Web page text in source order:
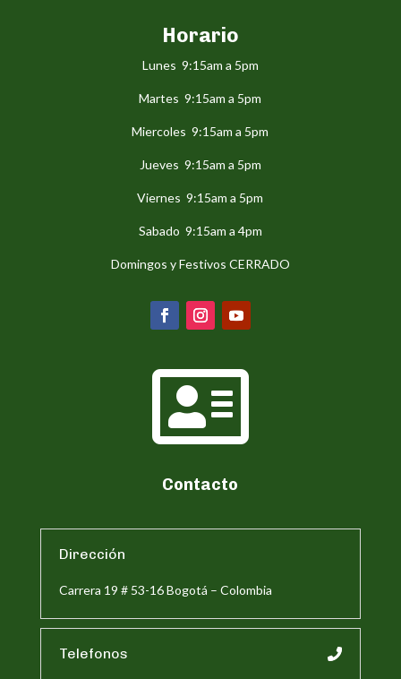
Horario
Lunes 9:15am a 5pm
Martes 9:15am a 5pm
Miercoles 9:15am a 5pm
Jueves 9:15am a 5pm
Viernes 9:15am a 5pm
Sabado 9:15am a 4pm
Domingos y Festivos CERRADO

Contacto
Dirección
Carrera 19 # 53-16 Bogotá – Colombia
Telefonos